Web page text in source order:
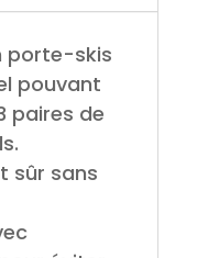
porte-skis
pouvant
paires de
sûr sans